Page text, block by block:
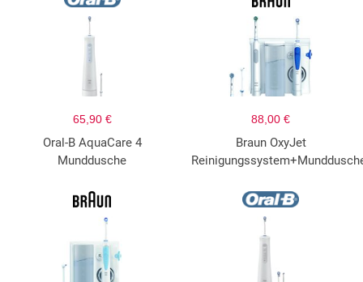
65,90 €
Oral-B AquaCare 4
Munddusche
88,00 €
Braun OxyJet